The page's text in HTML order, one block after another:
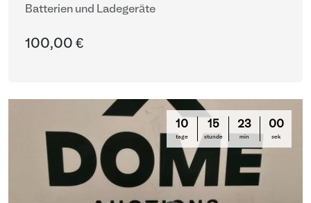
Batterien und Ladegeräte
100,00 €
10
tage
15
stunde
23
min
00
sek